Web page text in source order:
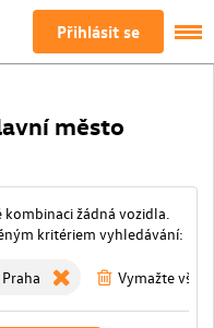
Přihlásit se
město
kombinaci žádná vozidla.
kritériem vyhledávání:
Vymažte